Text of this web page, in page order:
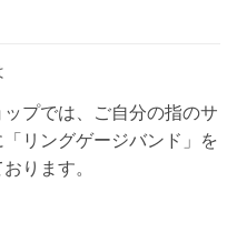
プでは、ご自分の指のサ
リングゲージバンド」を
ります。